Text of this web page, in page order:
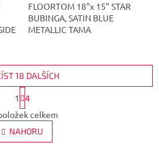
FLOORTOM 18"x 15" STAR
BUBINGA, SATIN BLUE
METALLIC TAMA
O
v
l
á
18 DALŠÍCH
t
r
á
n
k
1
4
celkem
NAHORU